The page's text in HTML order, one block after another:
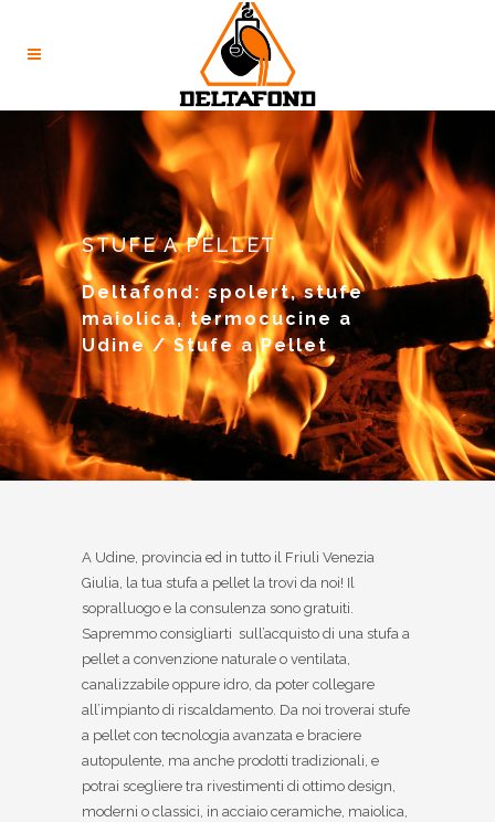
STUFE A PELLET
Deltafond: spolert, stufe
maiolica, termocucine a
Udine/Stufe a Pellet
A Udine, provincia ed in tutto il Friuli Venezia
Giulia, la tua stufa a pellet la trovi da noi! Il
sopralluogo e la consulenza sono gratuiti.
Sapremmo consigliarti sull’acquisto di una stufa a
pellet a convenzione naturale o ventilata,
canalizzabile oppure idro, da poter collegare
all’impianto di riscaldamento. Da noi troverai stufe
a pellet con tecnologia avanzata e braciere
autopulente, ma anche prodotti tradizionali, e
potrai scegliere tra rivestimenti di ottimo design,
moderni o classici, in acciaio ceramiche, maiolica,